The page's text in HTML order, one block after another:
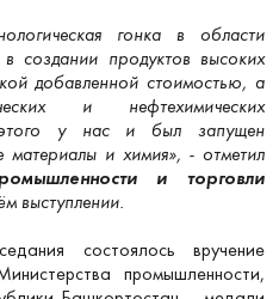
гонка в области
в создании продуктов высоких
добавленной стоимостью, а
и нефтехимических
у нас и был запущен
и химия», - отметил
и торговли
выступлении.
состоялось вручение
промышленности,